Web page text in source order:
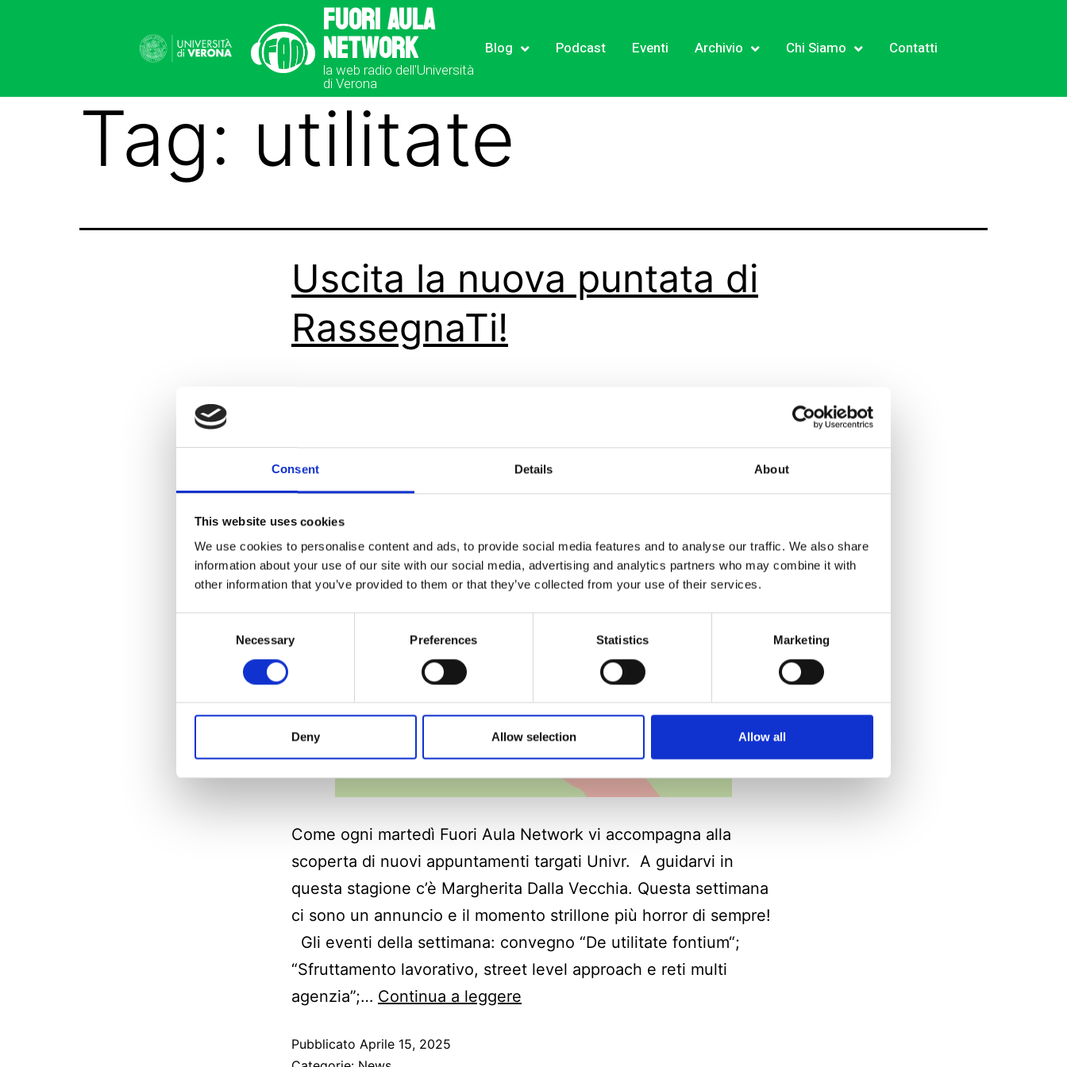
Consent Details About
This website uses cookies
We use cookies to personalise content and ads, to provide social media features and to analyse our traffic. We also share
information about your use of our site with our social media, advertising and analytics partners who may combine it with
other information that you’ve provided to them or that they’ve collected from your use of their services.
Necessary Preferences Statistics Marketing
Deny Allow selection Allow all
Fuori Aula
Network
la web radio dell'Università
di Verona
Blog Podcast Eventi Archivio Chi Siamo Contatti
Tag: utilitate
Uscita la nuova puntata di
RassegnaTi!
Come ogni martedì Fuori Aula Network vi accompagna alla
scoperta di nuovi appuntamenti targati Univr. A guidarvi in
questa stagione c’è Margherita Dalla Vecchia. Questa settimana
ci sono un annuncio e il momento strillone più horror di sempre!
Gli eventi della settimana: convegno “De utilitate fontium“;
“Sfruttamento lavorativo, street level approach e reti multi
agenzia”;… Continua a leggere
Pubblicato Aprile 15, 2025